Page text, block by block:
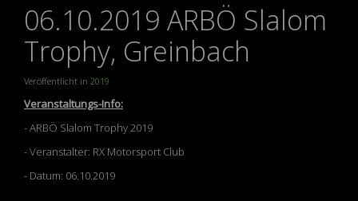
06.10.2019 ARBÖ Slalom
Trophy, Greinbach
Veröffentlicht in 2019
Veranstaltungs-Info:
- ARBÖ Slalom Trophy 2019
- Veranstalter: RX Motorsport Club
- Datum: 06.10.2019